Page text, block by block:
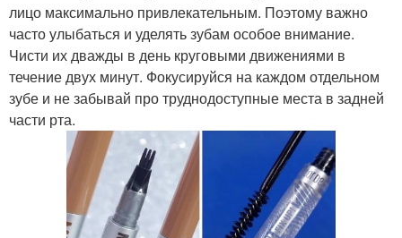
лицо максимально привлекательным. Поэтому важно
часто улыбаться и уделять зубам особое внимание.
Чисти их дважды в день круговыми движениями в
течение двух минут. Фокусируйся на каждом отдельном
зубе и не забывай про труднодоступные места в задней
части рта.